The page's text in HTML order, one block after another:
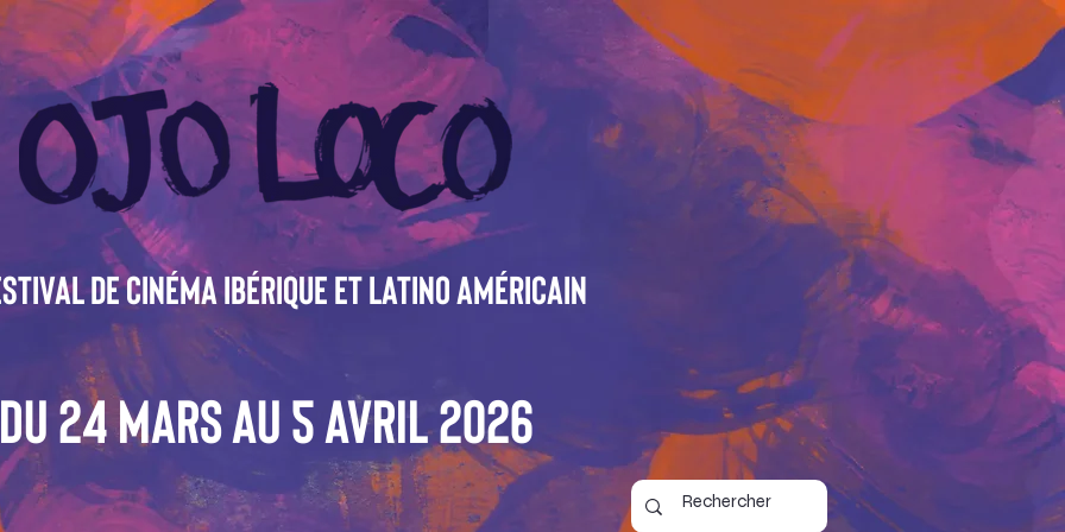
de cinéma ibérique et latino américain
Du 24 Mars AU 5 AVRIL 2026